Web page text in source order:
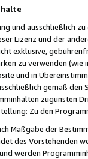
und ausschließlich
Lizenz und der
exklusive,
zu verwenden
und in
gemäß
zugunsten
Zu den
Maßgabe der
des Vorstehenden
werden